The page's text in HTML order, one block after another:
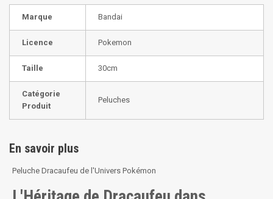
Marque Bandai
Licence Pokemon
Taille 30cm
Catégorie
Produit
Peluches
En savoir plus
Peluche Dracaufeu de l'Univers Pokémon